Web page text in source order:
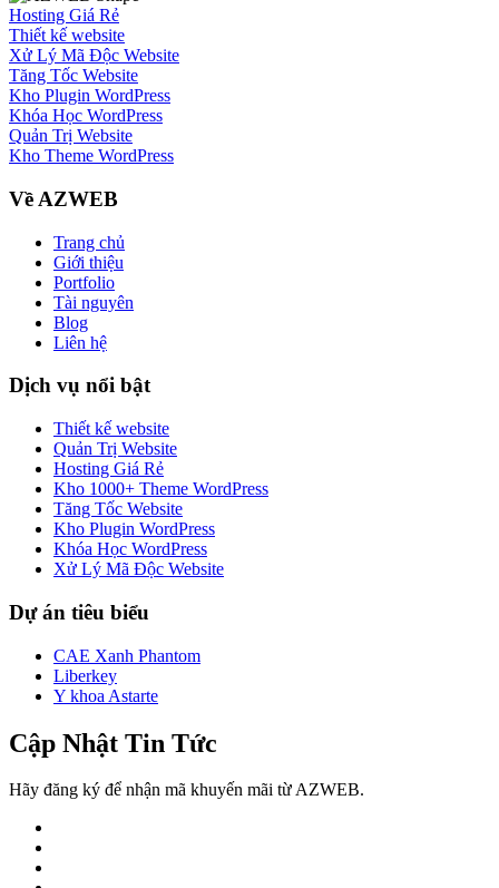
Hosting Giá Rẻ
Thiết kế website
Xử Lý Mã Độc Website
Tăng Tốc Website
Kho Plugin WordPress
Khóa Học WordPress
Quản Trị Website
Kho Theme WordPress
Về AZWEB
Trang chủ
Giới thiệu
Portfolio
Tài nguyên
Blog
Liên hệ
Dịch vụ nổi bật
Thiết kế website
Quản Trị Website
Hosting Giá Rẻ
Kho 1000+ Theme WordPress
Tăng Tốc Website
Kho Plugin WordPress
Khóa Học WordPress
Xử Lý Mã Độc Website
Dự án tiêu biểu
CAE Xanh Phantom
Liberkey
Y khoa Astarte
Cập Nhật Tin Tức
Hãy đăng ký để nhận mã khuyến mãi từ AZWEB.